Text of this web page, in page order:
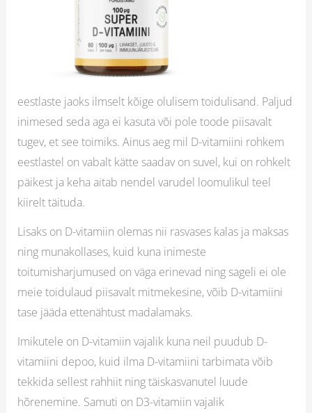
eestlaste jaoks ilmselt kõige olulisem toidulisand. Paljud
inimesed seda aga ei kasuta või pole toode piisavalt
tugev, et see toimiks. Ainus aeg mil D-vitamiini rohkem
eestlastel on vabalt kätte saadav on suvel, kui on rohkelt
päikest ja keha aitab nendel varudel loomulikul teel
kiirelt täituda.
Lisaks on D-vitamiin olemas nii rasvases kalas ja maksas
ning munakollases, kuid kuna inimeste
toitumisharjumused on väga erinevad ning sageli ei ole
meie toidulaud piisavalt mitmekesine, võib D-vitamiini
tase jääda ettenähtust madalamaks.
Imikutele on D-vitamiin vajalik kuna neil puudub D-
vitamiini depoo, kuid ilma D-vitamiini tarbimata võib
tekkida sellest rahhiit ning täiskasvanutel luude
hõrenemine. Samuti on D3-vitamiin vajalik